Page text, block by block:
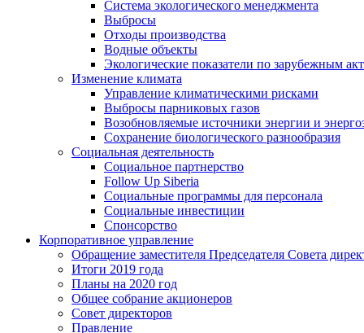
Система экологического менеджмента
Выбросы
Отходы производства
Водные объекты
Экологические показатели по зарубежным
Изменение климата
Управление климатическими рисками
Выбросы парниковых газов
Возобновляемые источники энергии и
Сохранение биологического разнообразия
Социальная деятельность
Социальное партнерство
Follow Up Siberia
Социальные программы для персонала
Социальные инвестиции
Спонсорство
Корпоративное управление
Обращение заместителя Председателя Совета
Итоги 2019 года
Планы на 2020 год
Общее собрание акционеров
Совет директоров
Правление